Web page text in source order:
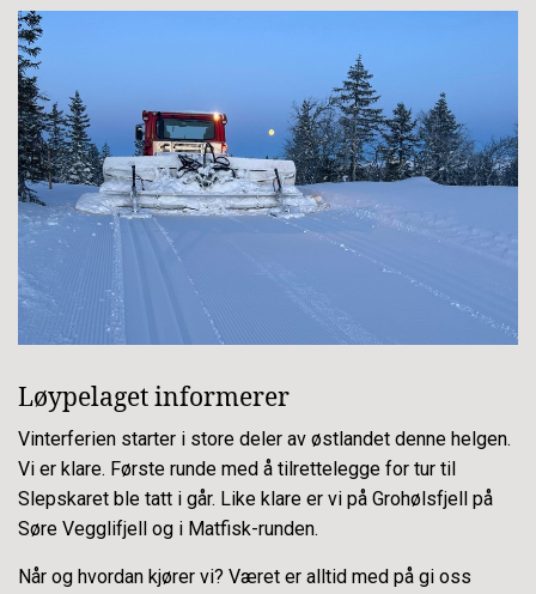
Løypelaget informerer
Vinterferien starter i store deler av østlandet denne helgen.
Vi er klare. Første runde med å tilrettelegge for tur til
Slepskaret ble tatt i går. Like klare er vi på Grohølsfjell på
Søre Vegglifjell og i Matfisk-runden.
Når og hvordan kjører vi? Været er alltid med på gi oss